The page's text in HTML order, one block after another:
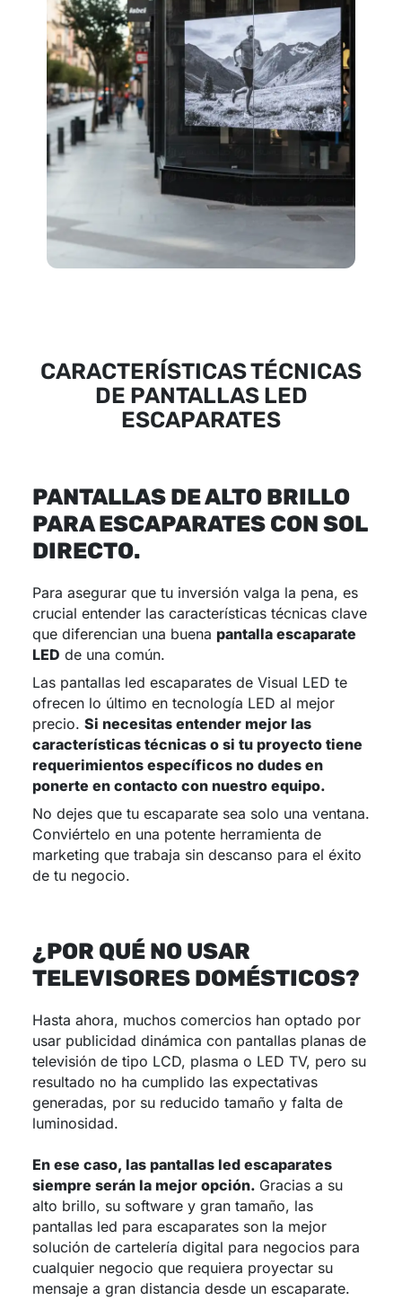
CARACTERÍSTICAS TÉCNICAS
DE PANTALLAS LED
ESCAPARATES
PANTALLAS DE ALTO BRILLO
PARA ESCAPARATES CON SOL
DIRECTO.
Para asegurar que tu inversión valga la pena, es
crucial entender las características técnicas clave
que diferencian una buena pantalla escaparate
LED de una común.
Las pantallas led escaparates de Visual LED te
ofrecen lo último en tecnología LED al mejor
precio. Si necesitas entender mejor las
características técnicas o si tu proyecto tiene
requerimientos específicos no dudes en
ponerte en contacto con nuestro equipo.
No dejes que tu escaparate sea solo una ventana.
Conviértelo en una potente herramienta de
marketing que trabaja sin descanso para el éxito
de tu negocio.
¿POR QUÉ NO USAR
TELEVISORES DOMÉSTICOS?
Hasta ahora, muchos comercios han optado por
usar publicidad dinámica con pantallas planas de
televisión de tipo LCD, plasma o LED TV, pero su
resultado no ha cumplido las expectativas
generadas, por su reducido tamaño y falta de
luminosidad.
En ese caso, las pantallas led escaparates
siempre serán la mejor opción. Gracias a su
alto brillo, su software y gran tamaño, las
pantallas led para escaparates son la mejor
solución de cartelería digital para negocios para
cualquier negocio que requiera proyectar su
mensaje a gran distancia desde un escaparate.